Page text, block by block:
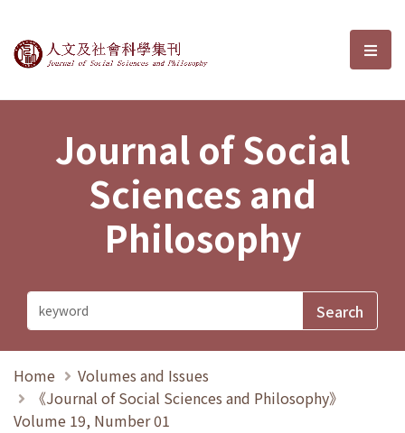
Journal of Social Sciences and選
Journal of Social
Sciences and
Philosophy
Home
Volumes and Issues
《Journal of Social Sciences and Philosophy》
Volume 19, Number 01